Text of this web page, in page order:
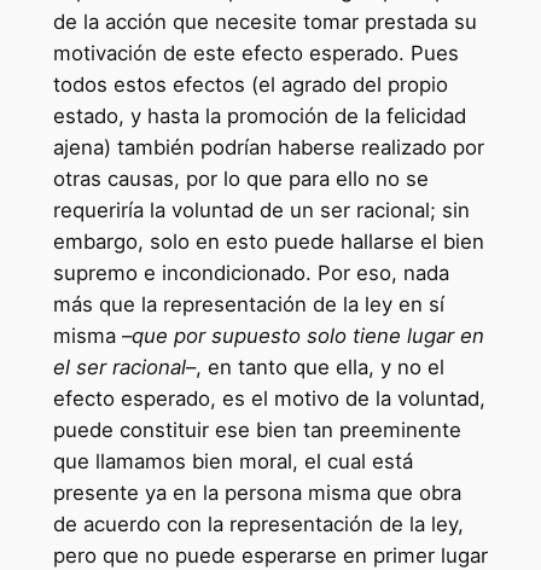
de la acción que necesite tomar prestada su
motivación de este efecto esperado. Pues
todos estos efectos (el agrado del propio
estado, y hasta la promoción de la felicidad
ajena) también podrían haberse realizado por
otras causas, por lo que para ello no se
requeriría la voluntad de un ser racional; sin
embargo, solo en esto puede hallarse el bien
supremo e incondicionado. Por eso, nada
más que la representación de la ley en sí
misma –que por supuesto solo tiene lugar en
el ser racional–, en tanto que ella, y no el
efecto esperado, es el motivo de la voluntad,
puede constituir ese bien tan preeminente
que llamamos bien moral, el cual está
presente ya en la persona misma que obra
de acuerdo con la representación de la ley,
pero que no puede esperarse en primer lugar